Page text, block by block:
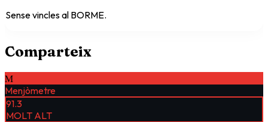
Sense vincles al BORME.
Comparteix
M
Menjòmetre
91.3
MOLT ALT